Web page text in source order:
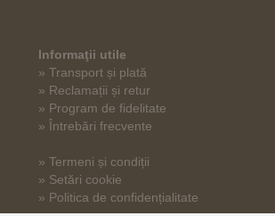
Informaţii utile
» Transport și plată
» Reclamații și retur
» Program de fidelitate
» Întrebări frecvente
» Termeni și condiții
» Setări cookie
» Politica de confidențialitate